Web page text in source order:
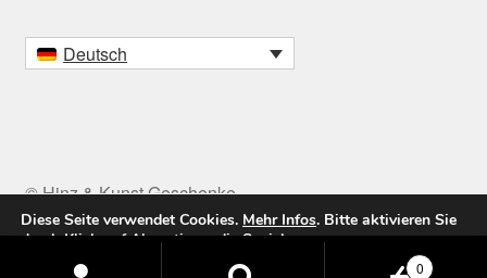
Deutsch
© Hinz & Kunst Geschenke
Products 0
Diese Seite verwendet Cookies. Mehr Infos. Bitte aktivieren Sie
durch Klick aufAkzeptierendie Speicherung.